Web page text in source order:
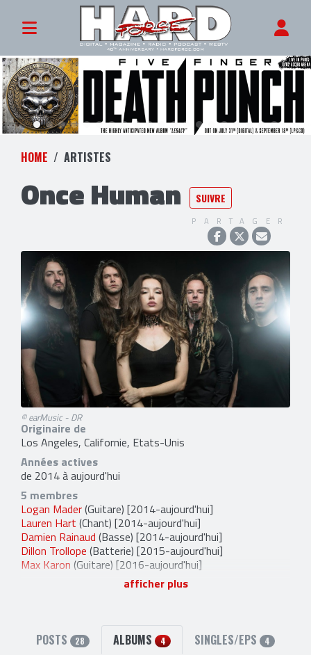
HOME ARTISTES
Once Human SUIVRE
PARTAGER
© earMusic - DR
Originaire de
Los Angeles, Californie, Etats-Unis
Années actives
de 2014 à aujourd'hui
5 membres
Logan Mader(Guitare) [2014-aujourd'hui]
Lauren Hart (Chant) [2014-aujourd'hui]
Damien Rainaud (Basse) [2014-aujourd'hui]
Dillon Trollope (Batterie) [2015-aujourd'hui]
Max Karon (Guitare) [2016-aujourd'hui]
6 liens externes
facebook, site officiel,instagram spotify,twitter et
afficher plus
POSTS 28 ALBUMS 4 SINGLES/EPS 4